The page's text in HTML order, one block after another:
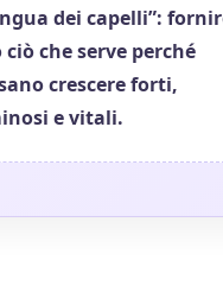
dei capelli”:
ciò che serve perché
crescere forti,
e vitali.